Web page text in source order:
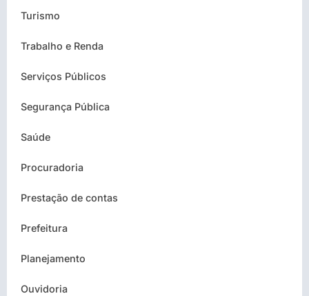
Turismo
Trabalho e Renda
Serviços Públicos
Segurança Pública
Saúde
Procuradoria
Prestação de contas
Prefeitura
Planejamento
Ouvidoria